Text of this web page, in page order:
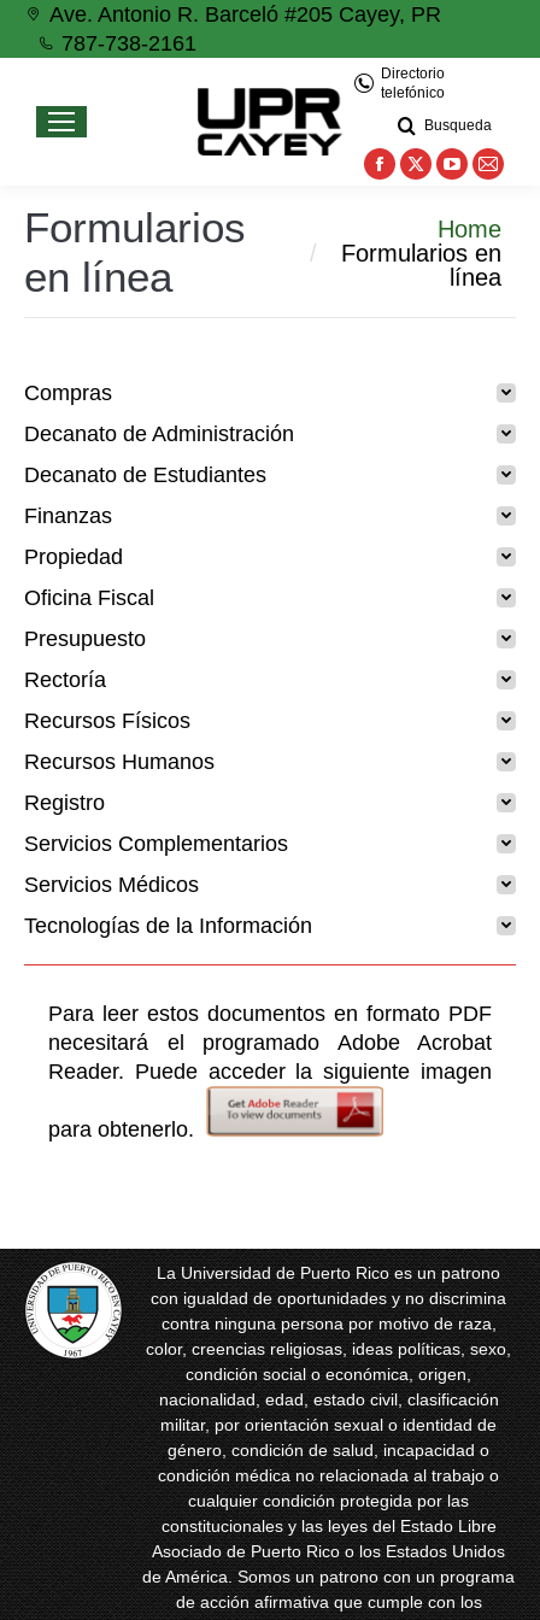
Ave. Antonio R. Barceló #205 Cayey, PR
787-738-2161
Directorio
telefónico
Busqueda
Facebook
opens
X
opens
YouTube
opens
in
Mail
in
Formularios
en línea
Home
Formularios en
línea
Compras
Decanato de Administración
Decanato de Estudiantes
Finanzas
Propiedad
Oficina Fiscal
Presupuesto
Rectoría
Recursos Físicos
Recursos Humanos
Registro
Servicios Complementarios
Servicios Médicos
Tecnologías de la Información
Para leer estos documentos en formato PDF
necesitará el programado Adobe Acrobat
Reader. Puede acceder la siguiente imagen
para obtenerlo.
La Universidad de Puerto Rico es un patrono
con igualdad de oportunidades y no discrimina
contra ninguna persona por motivo de raza,
color, creencias religiosas, ideas políticas, sexo,
condición social o económica, origen,
nacionalidad, edad, estado civil, clasificación
militar, por orientación sexual o identidad de
género, condición de salud, incapacidad o
condición médica no relacionada al trabajo o
cualquier condición protegida por las
constitucionales y las leyes del Estado Libre
Asociado de Puerto Rico o los Estados Unidos
de América. Somos un patrono con un programa
de acción afirmativa que cumple con los